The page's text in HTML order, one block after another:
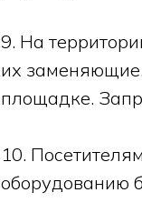
9. На
их
площадке.
10.
оборудованию